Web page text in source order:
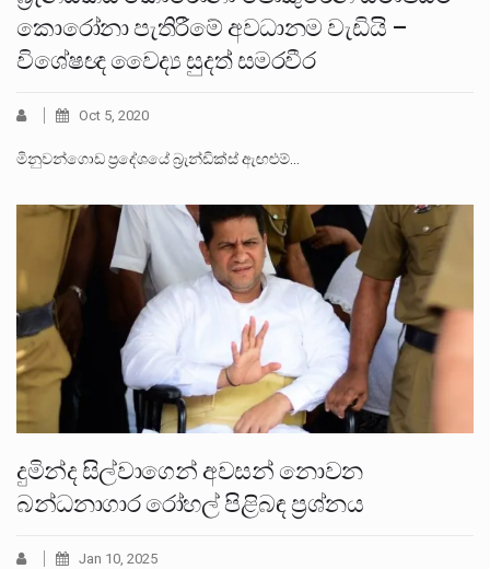
කොරෝනා පැතිරීමේ අවධානම වැඩියි –
විශේෂඥ වෛද්‍ය සුදත් සමරවීර
Oct 5, 2020
මිනුවන්ගොඩ ප්‍රදේශයේ බ්‍රැන්ඩික්ස් ඇඟළුම්…
දුමින්ද සිල්වාගෙන් අවසන් නොවන
බන්ධනාගාර රෝහල් පිළිබඳ ප්‍රශ්නය
Jan 10, 2025